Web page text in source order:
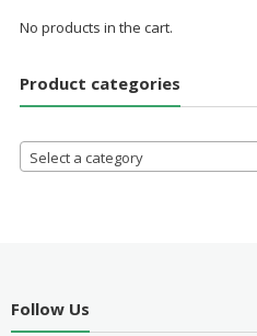
No products in the cart.
Product categories
Select a category
Follow Us